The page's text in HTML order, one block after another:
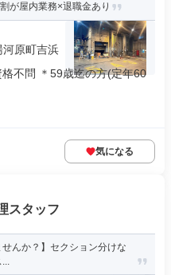
が屋内業務×退職金あり
原町吉浜
不問 ＊59歳迄の方(定年60
気になる
スタッフ
んか？】セクション分けな
...